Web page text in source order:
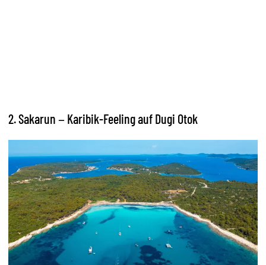
2. Sakarun – Karibik-Feeling auf Dugi Otok